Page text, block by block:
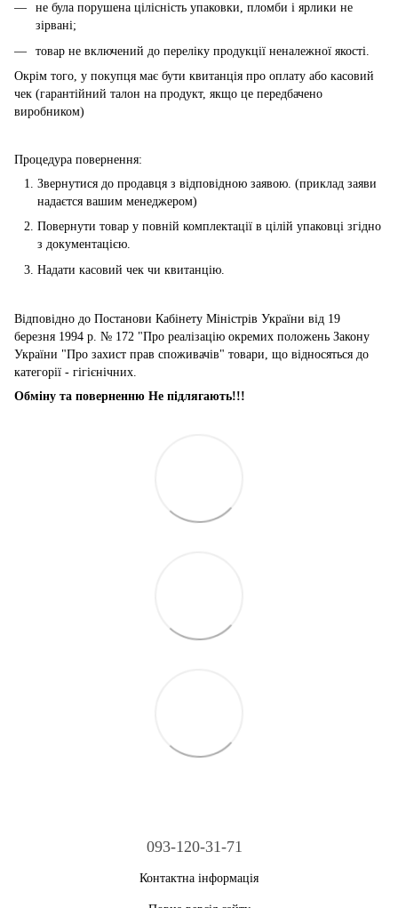
не була порушена цілісність упаковки, пломби і ярлики не
зірвані;
товар не включений до переліку продукції неналежної якості.
Окрім того, у покупця має бути квитанція про оплату або касовий
чек (гарантійний талон на продукт, якщо це передбачено
виробником)
Процедура повернення:
Звернутися до продавця з відповідною заявою. (приклад заяви
надаєтся вашим менеджером)
Повернути товар у повній комплектації в цілій упаковці згідно
з документацією.
Надати касовий чек чи квитанцію.
Відповідно до Постанови Кабінету Міністрів України від 19
березня 1994 р. № 172 "Про реалізацію окремих положень Закону
України "Про захист прав споживачів" товари, що відносяться до
категорії - гігієнічних.
Обміну та поверненню Не підлягають!!!
093-120-31-71
Контактна інформація